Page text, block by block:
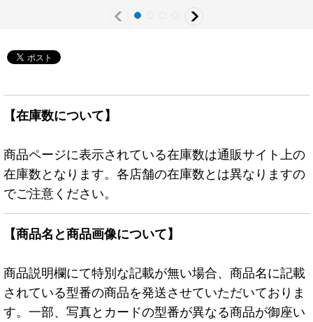
【在庫数について】
商品ページに表示されている在庫数は通販サイト上の
在庫数となります。各店舗の在庫数とは異なりますの
でご注意ください。
【商品名と商品画像について】
商品説明欄にて特別な記載が無い場合、商品名に記載
されている型番の商品を発送させていただいておりま
す。一部、写真とカードの型番が異なる商品が御座い